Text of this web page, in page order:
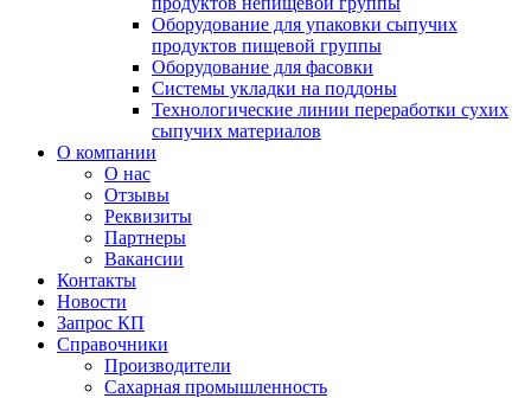
Оборудование для упаковки сыпучих
продуктов пищевой группы
Оборудование для фасовки
Системы укладки на поддоны
Технологические линии переработки сухих
сыпучих материалов
О компании
О нас
Отзывы
Реквизиты
Партнеры
Вакансии
Контакты
Новости
Запрос КП
Справочники
Производители
Сахарная промышленность